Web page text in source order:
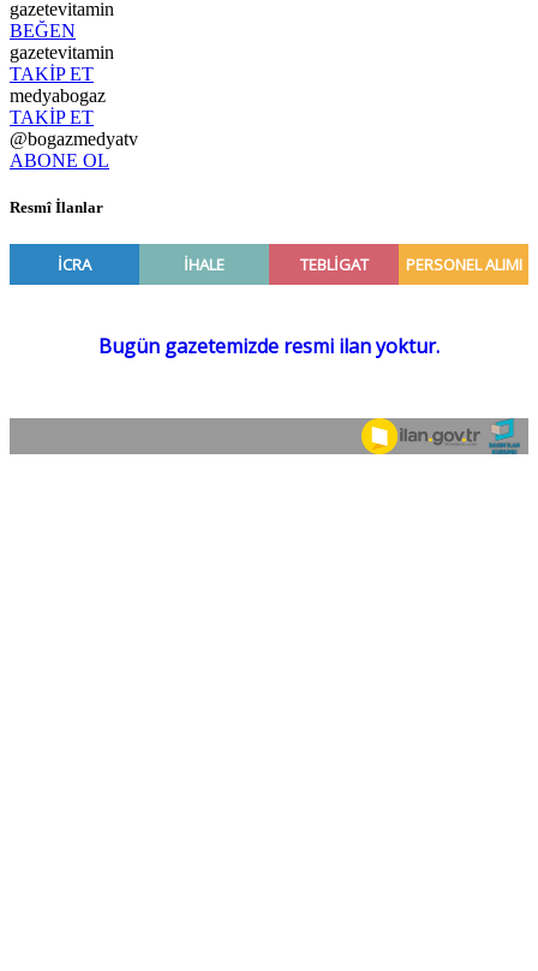
gazetevitamin
BEĞEN
gazetevitamin
TAKİP ET
medyabogaz
TAKİP ET
@bogazmedyatv
ABONE OL
Resmî İlanlar